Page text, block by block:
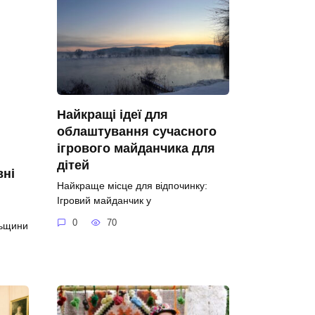
Найкращі ідеї для
облаштування сучасного
ігрового майданчика для
дітей
Найкраще місце для відпочинку:
Ігровий майданчик у
0 70